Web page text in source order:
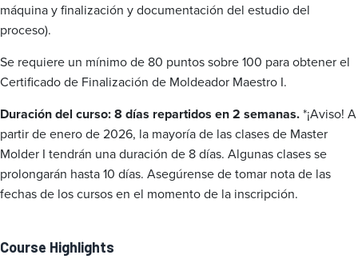
máquina y finalización y documentación del estudio del
proceso).
Se requiere un mínimo de 80 puntos sobre 100 para obtener el
Certificado de Finalización de Moldeador Maestro I.
Duración del curso: 8 días repartidos en 2 semanas.*¡Aviso! A
partir de enero de 2026, la mayoría de las clases de Master
Molder I tendrán una duración de 8 días. Algunas clases se
prolongarán hasta 10 días. Asegúrense de tomar nota de las
fechas de los cursos en el momento de la inscripción.
Course Highlights